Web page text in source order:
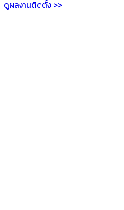
ดูผลงานติดตั้ง >>